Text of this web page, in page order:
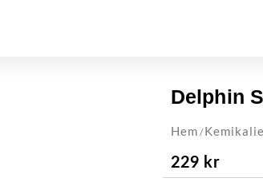
Delphin
Hem /
229 kr